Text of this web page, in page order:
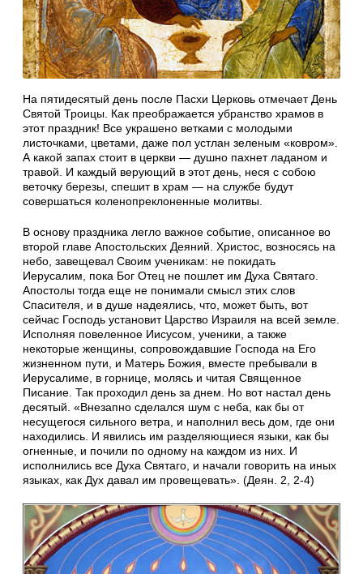
На пятидесятый день после Пасхи Церковь отмечает День
Святой Троицы. Как преображается убранство храмов в
этот праздник! Все украшено ветками с молодыми
листочками, цветами, даже пол устлан зеленым «ковром».
А какой запах стоит в церкви — душно пахнет ладаном и
травой. И каждый верующий в этот день, неся с собою
веточку березы, спешит в храм — на службе будут
совершаться коленопреклоненные молитвы.
В основу праздника легло важное событие, описанное во
второй главе Апостольских Деяний. Христос, возносясь на
небо, завещевал Своим ученикам: не покидать
Иерусалим, пока Бог Отец не пошлет им Духа Святаго.
Апостолы тогда еще не понимали смысл этих слов
Спасителя, и в душе надеялись, что, может быть, вот
сейчас Господь установит Царство Израиля на всей земле.
Исполняя повеленное Иисусом, ученики, а также
некоторые женщины, сопровождавшие Господа на Его
жизненном пути, и Матерь Божия, вместе пребывали в
Иерусалиме, в горнице, молясь и читая Священное
Писание. Так проходил день за днем. Но вот настал день
десятый. «Внезапно сделался шум с неба, как бы от
несущегося сильного ветра, и наполнил весь дом, где они
находились. И явились им разделяющиеся языки, как бы
огненные, и почили по одному на каждом из них. И
исполнились все Духа Святаго, и начали говорить на иных
языках, как Дух давал им провещевать». (Деян. 2, 2-4)